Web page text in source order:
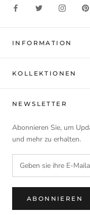
INFORMATION
KOLLEKTIONEN
NEWSLETTER
Abonnieren Sie, um
und mehr zu erhalten.
ABONNIEREN